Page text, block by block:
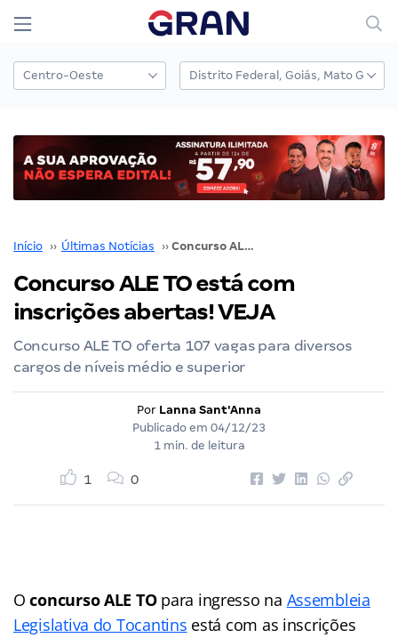
Início ›› Últimas Notícias ›› Concurso ALE TO está com inscrições abertas! VEJA
Concurso ALE TO está com
inscrições abertas! VEJA
Concurso ALE TO oferta 107 vagas para diversos
cargos de níveis médio e superior
Por Lanna Sant'Anna
Publicado em 04/12/23
1 min. de leitura
1 0
Oconcurso ALE TOpara ingresso na Assembleia
Legislativa do Tocantins está com as inscrições